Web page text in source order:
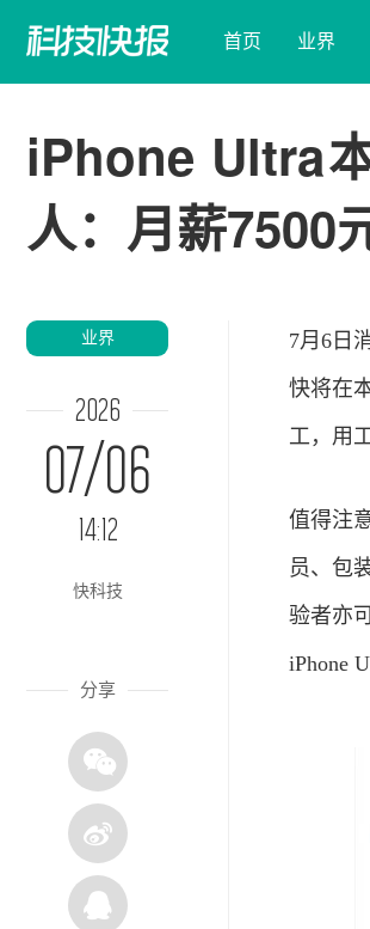
首页 业界
iPhone Ultra
人：月薪7500
业界
2026
07/06
14:12
快科技
分享
7月6日
快将在
工，用
值得注
员、包
验者亦
iPhone